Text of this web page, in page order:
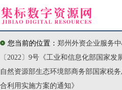
您当前的位置： 郑州外资企业服务
〔2022〕9号《工业和信息化部国家
自然资源部生态环境部商务部国家税
合利用实施方案的通知》